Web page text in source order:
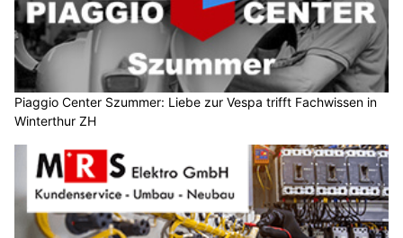
Piaggio Center Szummer: Liebe zur Vespa trifft Fachwissen in
Winterthur ZH